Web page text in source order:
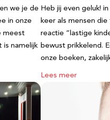
we je de
in onze
meest
is namelijk
Heb jij even geluk!
keer als mensen
reactie “lastige
bewust prikkelend.
onze boeken,
Lees meer